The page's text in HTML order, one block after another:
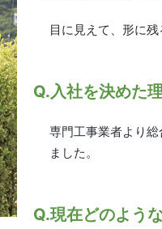
目に見えて、形に
Q.入社を決めた
専門工事業者より
ました。
Q.現在どのよう